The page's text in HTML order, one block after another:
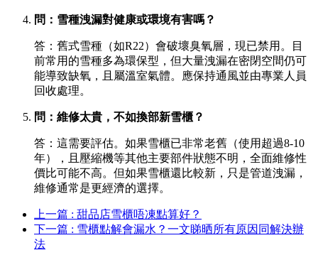
問：雪種洩漏對健康或環境有害嗎？
答：舊式雪種（如R22）會破壞臭氧層，現已禁用。目
前常用的雪種多為環保型，但大量洩漏在密閉空間仍可
能導致缺氧，且屬溫室氣體。應保持通風並由專業人員
回收處理。
問：維修太貴，不如換部新雪櫃？
答：這需要評估。如果雪櫃已非常老舊（使用超過8-10
年），且壓縮機等其他主要部件狀態不明，全面維修性
價比可能不高。但如果雪櫃還比較新，只是管道洩漏，
維修通常是更經濟的選擇。
上一篇 : 甜品店雪櫃唔凍點算好？
下一篇 : 雪櫃點解會漏水？一文睇晒所有原因同解決辦
法